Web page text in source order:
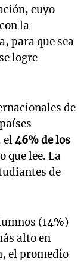
cuyo
la
para que sea
logre
de
el46% de los
que lee. La
de
(14%)
alto en
el promedio